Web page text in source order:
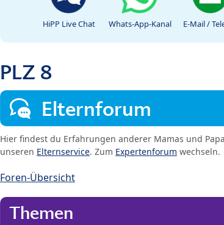
HiPP Live Chat Whats-App-Kanal E-Mail /
PLZ 8
Elternforum
Hier findest du Erfahrungen anderer Mamas und
unseren Elternservice. Zum Expertenforum wechseln.
Foren-Übersicht
Themen